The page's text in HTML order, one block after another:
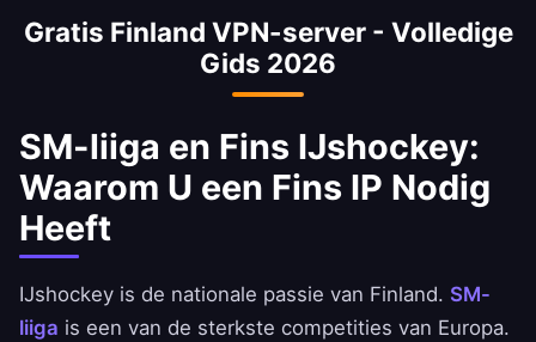
nationale team gratis uit. IJshockey is de
populairste sport van Finland — volledige
dekking vereist een Fins IP.
Gratis Finland VPN-server - Volledige
Gids 2026
SM-liiga en Fins IJshockey:
Waarom U een Fins IP Nodig
Heeft
IJshockey is de nationale passie van Finland. SM-
liiga is een van de sterkste competities van Europa.